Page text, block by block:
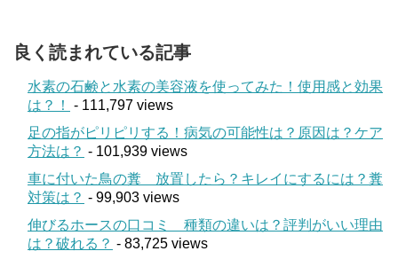
良く読まれている記事
水素の石鹸と水素の美容液を使ってみた！使用感と効果
は？！
- 111,797 views
足の指がピリピリする！病気の可能性は？原因は？ケア
方法は？ - 101,939 views
車に付いた鳥の糞 放置したら？キレイにするには？糞
対策は？ - 99,903 views
伸びるホースの口コミ 種類の違いは？評判がいい理由
は？破れる？ - 83,725 views